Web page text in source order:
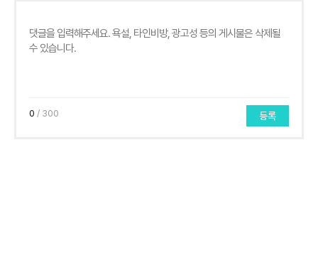
0 / 300 등록